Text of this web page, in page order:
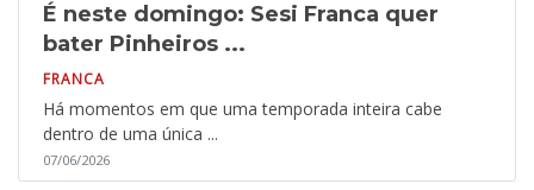
É neste domingo: Sesi Franca quer
bater Pinheiros ...
FRANCA
Há momentos em que uma temporada inteira cabe
dentro de uma única ...
07/06/2026